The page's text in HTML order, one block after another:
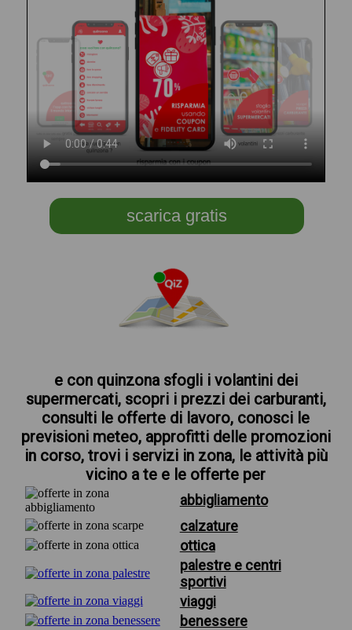
scarica gratis
e con quinzona sfogli i volantini dei
supermercati, scopri i prezzi dei carburanti,
consulti le offerte di lavoro, conosci le
previsioni meteo, approfitti delle promozioni
in corso, trovi i servizi in zona, le attività più
vicino a te e le offerte per
abbigliamento
calzature
ottica
palestre e centri
sportivi
viaggi
benessere